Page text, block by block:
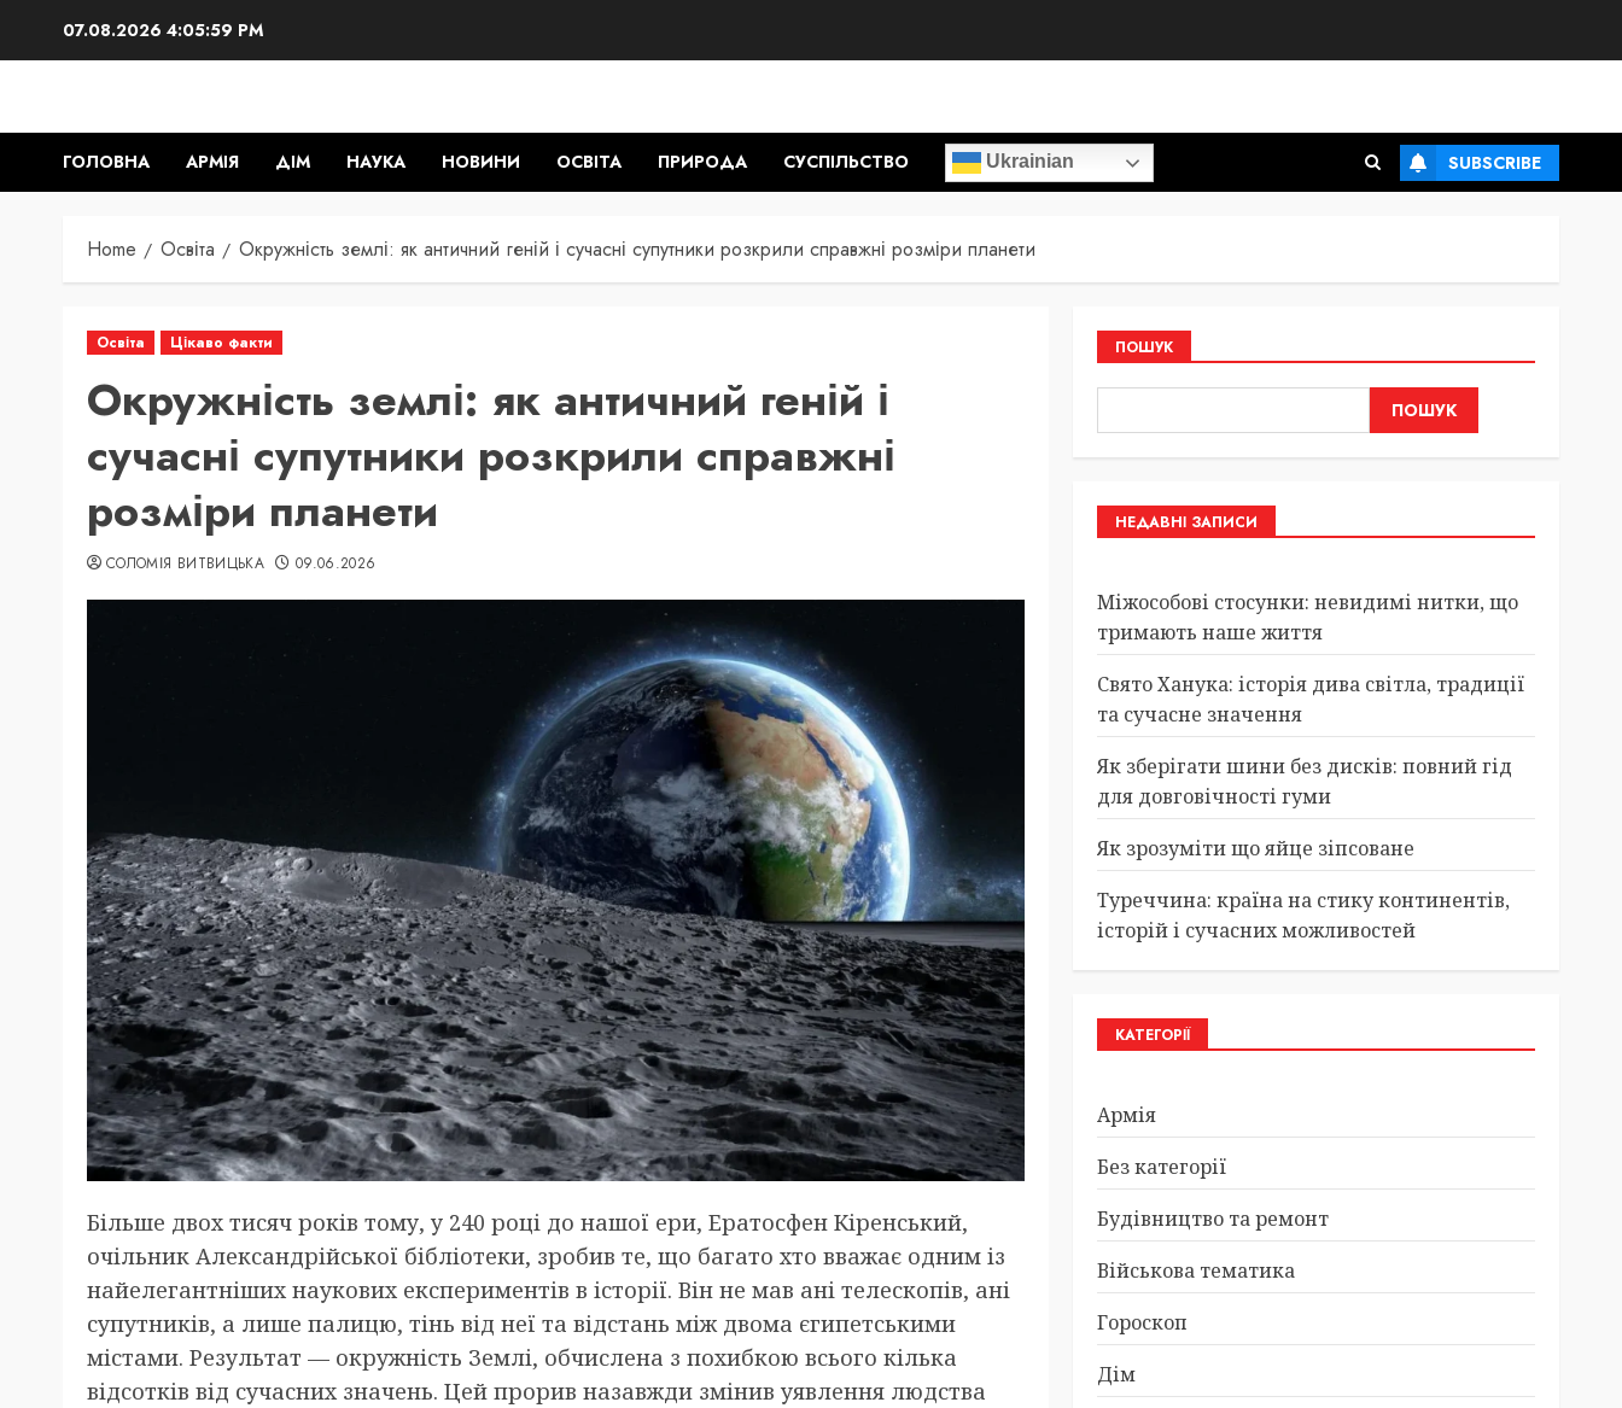
07.08.2026 4:06:00 PM
ГОЛОВНА АРМІЯ ДІМ НАУКА НОВИНИ ОСВІТА ПРИРОДА СУСПІЛЬСТВО Ukrainian SUBSCRIBE
Home Освіта Окружність землі: як античний геній і сучасні супутники розкрили справжні розміри планети
Освіта Цікаво факти
Окружність землі: як античний геній і
сучасні супутники розкрили справжні
розміри планети
СОЛОМІЯ ВИТВИЦЬКА 09.06.2026
Більше двох тисяч років тому, у 240 році до нашої ери, Ератосфен Кіренський,
очільник Александрійської бібліотеки, зробив те, що багато хто вважає одним із
найелегантніших наукових експериментів в історії. Він не мав ані телескопів, ані
супутників, а лише палицю, тінь від неї та відстань між двома єгипетськими
містами. Результат — окружність Землі, обчислена з похибкою всього кілька
відсотків від сучасних значень. Цей прорив назавжди змінив уявлення людства
ПОШУК
ПОШУК
НЕДАВНІ ЗАПИСИ
Міжособові стосунки: невидимі нитки, що
тримають наше життя
Свято Ханука: історія дива світла, традиції
та сучасне значення
Як зберігати шини без дисків: повний гід
для довговічності гуми
Як зрозуміти що яйце зіпсоване
Туреччина: країна на стику континентів,
історій і сучасних можливостей
КАТЕГОРІЇ
Армія
Без категорії
Будівництво та ремонт
Військова тематика
Гороскоп
Дім